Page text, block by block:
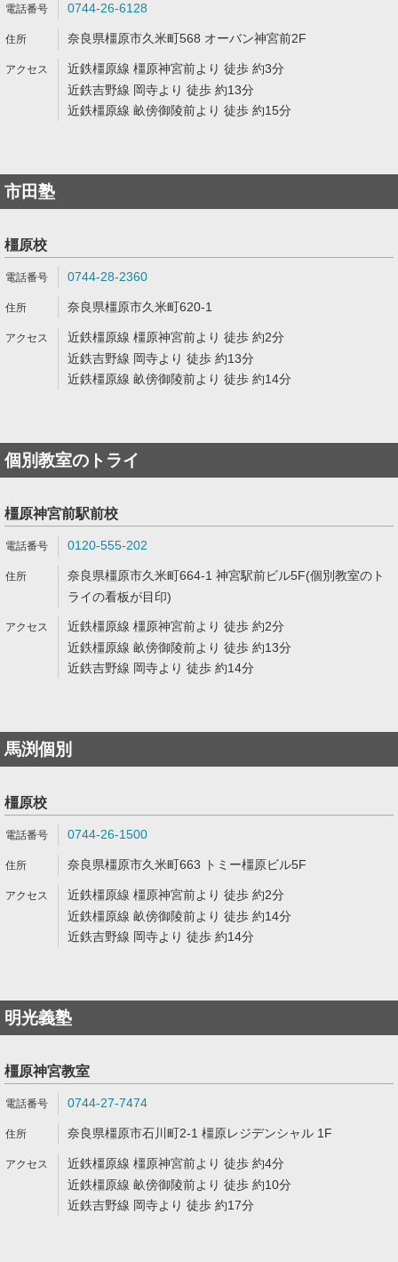
0744-26-6128
奈良県橿原市久米町568 オーバン神宮前2F
近鉄橿原線 橿原神宮前より 徒歩 約3分
近鉄吉野線 岡寺より 徒歩 約13分
近鉄橿原線 畝傍御陵前より 徒歩 約15分
市田塾
橿原校
0744-28-2360
奈良県橿原市久米町620-1
近鉄橿原線 橿原神宮前より 徒歩 約2分
近鉄吉野線 岡寺より 徒歩 約13分
近鉄橿原線 畝傍御陵前より 徒歩 約14分
個別教室のトライ
橿原神宮前駅前校
0120-555-202
奈良県橿原市久米町664-1 神宮駅前ビル5F(個別教室のト
ライの看板が目印)
近鉄橿原線 橿原神宮前より 徒歩 約2分
近鉄橿原線 畝傍御陵前より 徒歩 約13分
近鉄吉野線 岡寺より 徒歩 約14分
馬渕個別
橿原校
0744-26-1500
奈良県橿原市久米町663 トミー橿原ビル5F
近鉄橿原線 橿原神宮前より 徒歩 約2分
近鉄橿原線 畝傍御陵前より 徒歩 約14分
近鉄吉野線 岡寺より 徒歩 約14分
明光義塾
橿原神宮教室
0744-27-7474
奈良県橿原市石川町2-1 橿原レジデンシャル 1F
近鉄橿原線 橿原神宮前より 徒歩 約4分
近鉄橿原線 畝傍御陵前より 徒歩 約10分
近鉄吉野線 岡寺より 徒歩 約17分